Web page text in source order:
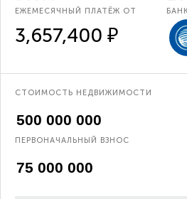
ЕЖЕМЕСЯЧНЫЙ ПЛАТЁЖ ОТ
3,657,400 ₽
СТОИМОСТЬ НЕДВИЖИМОСТИ
ПЕРВОНАЧАЛЬНЫЙ ВЗНОС